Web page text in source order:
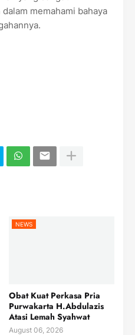
memahami bahaya
NEWS
Obat Kuat Perkasa Pria
Purwakarta H.Abdulazis
Atasi Lemah Syahwat
August 06, 2026